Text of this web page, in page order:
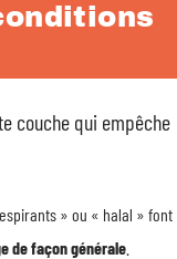
couche qui empêche
» ou « halal » font
de façon générale